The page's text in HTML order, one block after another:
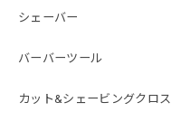
シェーバー
バーバーツール
カット&シェービングクロス